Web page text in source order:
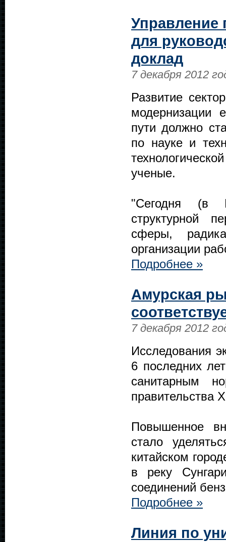
Управление
для
доклад
7 декабря 2012
Развитие
модернизации
пути должно
по науке и
ученые.
"Сегодня (в
структурной
сферы,
организации
Подробнее »
Амурская
7 декабря 2012
Исследования
6 последних
санитарным
правительства
Повышенное
стало
китайском
в реку
соединений
Подробнее »
Линия по